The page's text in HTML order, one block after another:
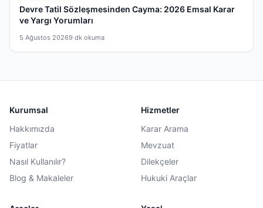
Devre Tatil Sözleşmesinden Cayma: 2026 Emsal Karar
ve Yargı Yorumları
5 Ağustos 20269 dk okuma
Kurumsal
Hakkımızda
Fiyatlar
Nasıl Kullanılır?
Blog & Makaleler
Hizmetler
Karar Arama
Mevzuat
Dilekçeler
Hukuki Araçlar